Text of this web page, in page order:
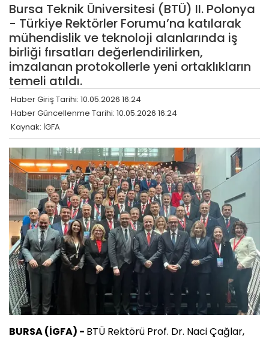
Bursa Teknik Üniversitesi (BTÜ) II. Polonya
- Türkiye Rektörler Forumu’na katılarak
mühendislik ve teknoloji alanlarında iş
birliği fırsatları değerlendirilirken,
imzalanan protokollerle yeni ortaklıkların
temeli atıldı.
Haber Giriş Tarihi: 10.05.2026 16:24
Haber Güncellenme Tarihi: 10.05.2026 16:24
Kaynak: İGFA
BURSA (İGFA) - BTÜ Rektörü Prof. Dr. Naci Çağlar,